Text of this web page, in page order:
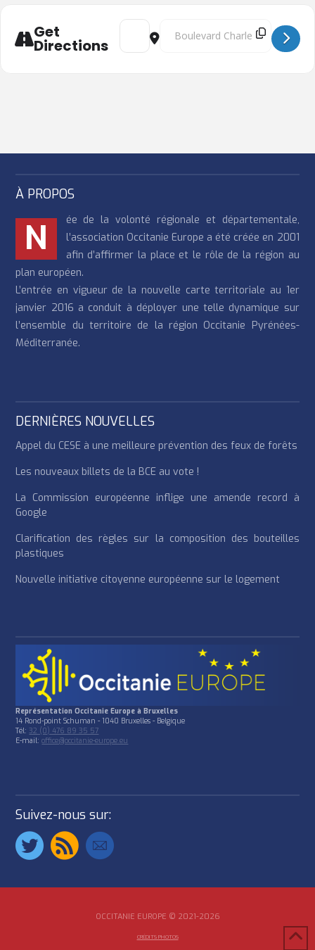
Get
Directions
Address - Le rôle de la bioéconomie dans
Destination Address - Le rôle de
À PROPOS
N
ée de la volonté régionale et départementale,
l’association Occitanie Europe a été créée en 2001
afin d’affirmer la place et le rôle de la région au
plan européen.
L’entrée en vigueur de la nouvelle carte territoriale au 1er
janvier 2016 a conduit à déployer une telle dynamique sur
l’ensemble du territoire de la région Occitanie Pyrénées-
Méditerranée.
DERNIÈRES NOUVELLES
Appel du CESE à une meilleure prévention des feux de forêts
Les nouveaux billets de la BCE au vote !
La Commission européenne inflige une amende record à
Google
Clarification des règles sur la composition des bouteilles
plastiques
Nouvelle initiative citoyenne européenne sur le logement
Représentation Occitanie Europe à Bruxelles
14 Rond-point Schuman - 1040 Bruxelles - Belgique
Tél:32 (0) 476 89 35 57
E-mail:office@occitanie-europe.eu
Suivez-nous sur:
OCCITANIE EUROPE © 2021-2026
CRÉDITS PHOTOS